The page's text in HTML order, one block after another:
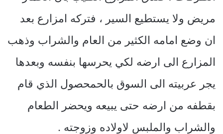
مريض ولا يستطيع السير ، فتركه امزارع بعد
ان وضع امامه الكثير من العام والشراب وذهب
المزارع الى ارضه لكي يحرسها بنفسه وبعدها
يجر عربيته الى السوق بالحمحصول الذي قام
بقطفه من ارضه حتى يبيعه ويحضر الطعام
والشراب والملبس لاولاده وزوجته .